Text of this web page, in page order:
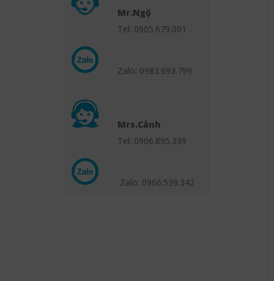
Mr.Ngộ
Tel: 0905.679.001
Zalo: 0983.693.799
Mrs.Cảnh
Tel: 0906.895.339
Zalo: 0966.539.342